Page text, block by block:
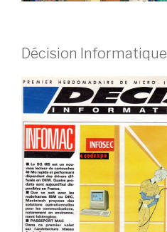
Décision Informatique